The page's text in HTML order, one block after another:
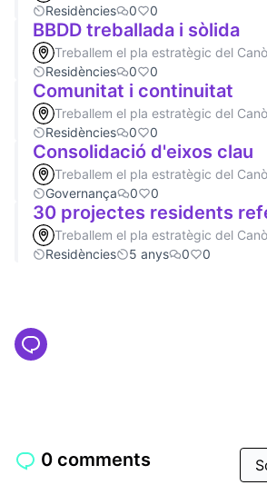
Residències
0 0
BBDD treballada i sòlida
Treballem el pla estratègic del
Residències
0 0
Comunitat i continuitat
Treballem el pla estratègic del
Residències
0 0
Consolidació d'eixos clau
Treballem el pla estratègic del
Governança
0 0
30 projectes residents
Treballem el pla estratègic del
Residències
5 anys 0 0
0 comments